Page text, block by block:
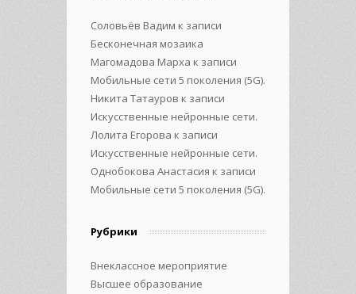
Соловьёв Вадим к записи
Бесконечная мозаика
Магомадова Марха к записи
Мобильные сети 5 поколения (5G).
Никита Татауров к записи
Искусственные нейронные сети.
Лолита Егорова к записи
Искусственные нейронные сети.
Однобокова Анастасия к записи
Мобильные сети 5 поколения (5G).
Рубрики
Внеклассное мероприятие
Высшее образование